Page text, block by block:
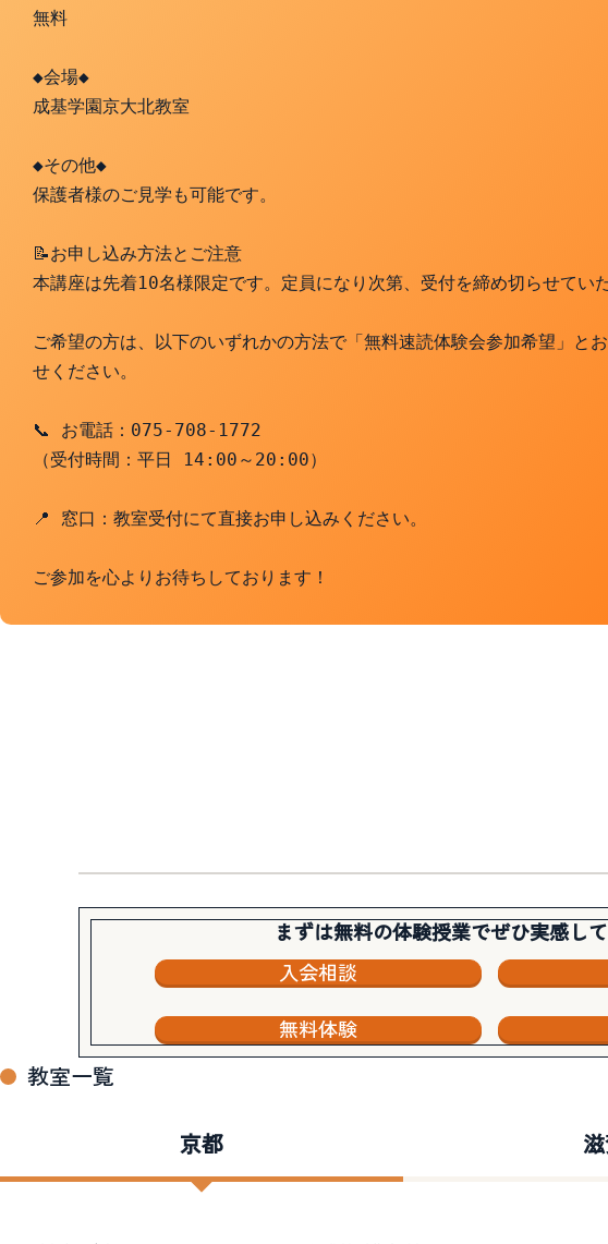
無料
◆会場◆
成基学園京大北教室
◆その他◆
保護者様のご見学も可能です。
📝お申し込み方法とご注意
本講座は先着10名様限定です。定員になり次第、受付を締め切らせてい
ご希望の方は、以下のいずれかの方法で「無料速読体験会参加希望」と
せください。
📞 お電話：075-708-1772
（受付時間：平日 14:00～20:00）
📍 窓口：教室受付にて直接お申し込みください。
ご参加を心よりお待ちしております！
まずは無料の体験授業でぜひ実感し
入会相談
無料体験
教室一覧
京都